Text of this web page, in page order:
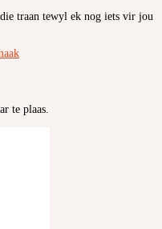
traan tewyl ek nog iets vir jou
te plaas.